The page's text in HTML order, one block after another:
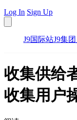
Log In Sign Up
J9国际站J9集
收集供给
收集用户